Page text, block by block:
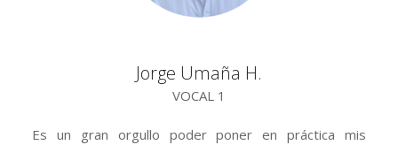
Jorge Umaña H.
VOCAL 1
Es un gran orgullo poder poner en práctica mis